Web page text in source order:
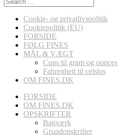
for:
Cookie- og privatlivspolitik
Cookiepolitik (EU)
FORSIDE
FØLG FINES
MÅL & VÆGT
Cups til gram og ounces
Fahrenheit til celsius
OM FINES.DK
FORSIDE
OM FINES.DK
OPSKRIFTER
Bagværk
Grundopskrifter